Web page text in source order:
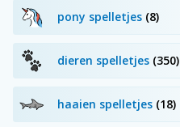
pony spelletjes (8)
dieren spelletjes (350)
haaien spelletjes (18)